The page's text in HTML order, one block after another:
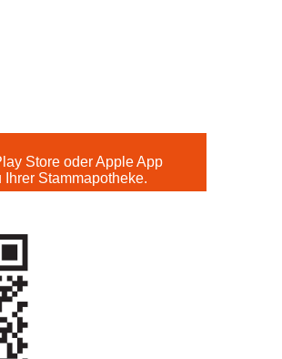
Store oder Apple App
Stammapotheke.